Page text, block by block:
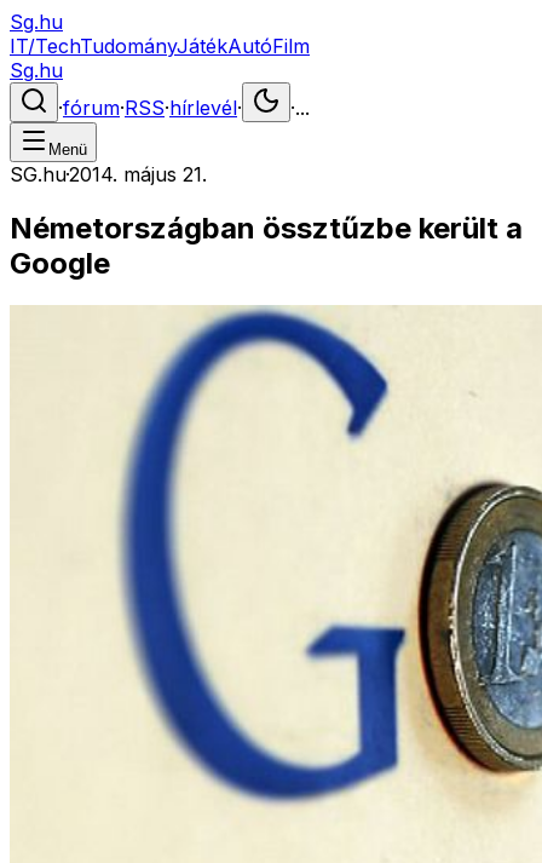
Sg.hu
IT/TechTudományJátékAutóFilm
Sg.hu
·fórum·RSS·hírlevél· ·...
Menü
SG.hu·2014. május 21.
Németországban össztűzbe került a
Google